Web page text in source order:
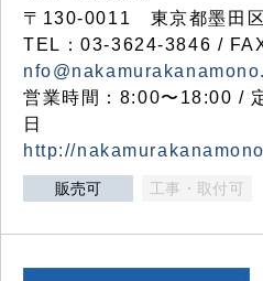
〒130-0011 東京都墨田
TEL：03-3624-3846 /
営業時間：8:00〜18:00 /
日
http://
販売可 工事・取付可